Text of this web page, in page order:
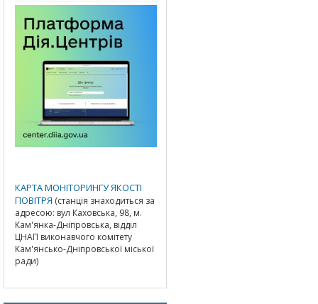
КАРТА МОНІТОРИНГУ ЯКОСТІ
ПОВІТРЯ (станція знаходиться за
адресою: вул Каховська, 98, м.
Кам'янка-Дніпровська, відділ
ЦНАП виконавчого комітету
Кам'янсько-Дніпровської міської
ради)